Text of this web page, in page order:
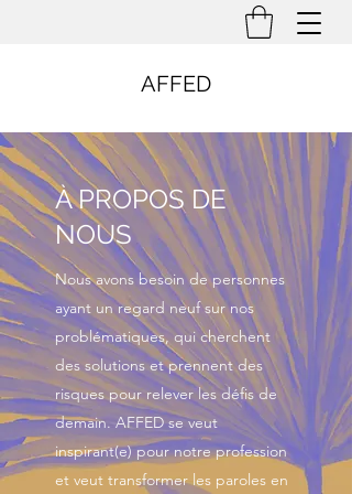
AFFED
À PROPOS DE
NOUS
Nous avons besoin de personnes
ayant un regard neuf sur nos
problématiques, qui cherchent
des solutions et prennent des
risques pour relever les défis de
demain. AFFED se veut
inspirant(e) pour notre profession
et veut transformer les paroles en